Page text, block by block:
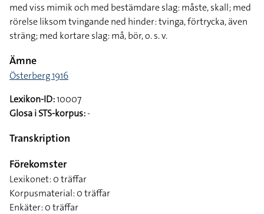
med viss mimik och med bestämdare slag: måste, skall; med
rörelse liksom tvingande ned hinder: tvinga, förtrycka, även
sträng; med kortare slag: må, bör, o. s. v.
Ämne
Österberg 1916
Lexikon-ID:10007
Glosa i STS-korpus:-
Transkription
Förekomster
Lexikonet: 0 träffar
Korpusmaterial: 0 träffar
Enkäter: 0 träffar